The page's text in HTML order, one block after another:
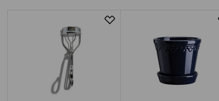
Valmistajan osoite
Danzigerkade 165, 1013 AP Amsterdam, Netherlands
Digitaalinen osoite
service.eu@calvinklein.com